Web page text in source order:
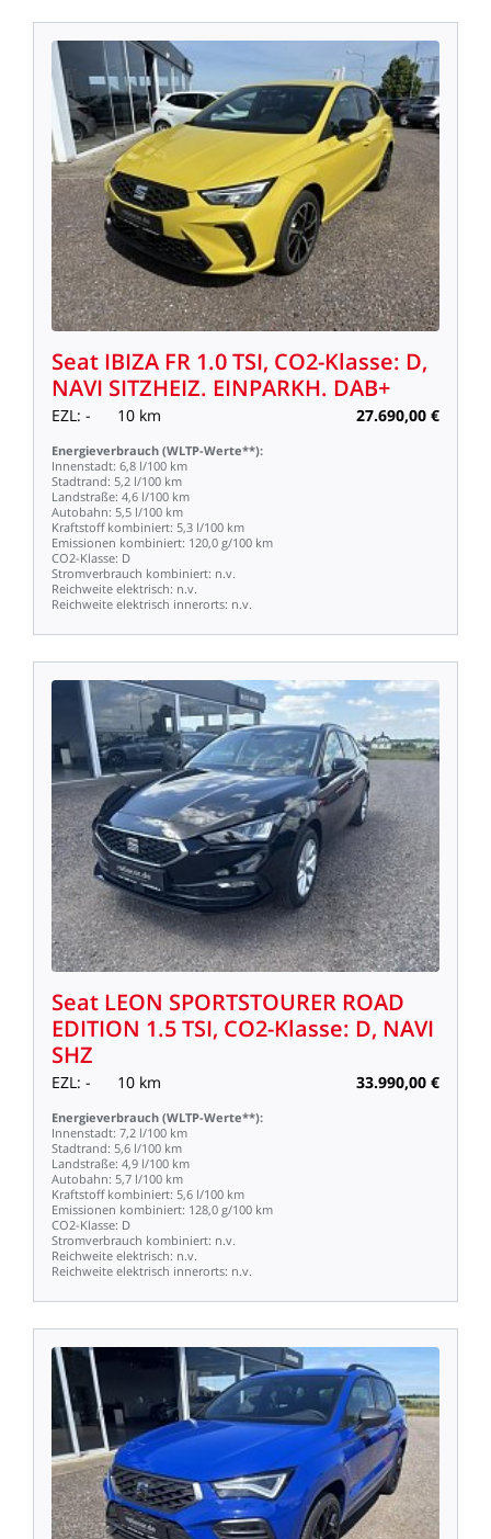
Seat IBIZA FR 1.0TSI, CO2-Klasse: D,
NAVI SITZHEIZ. EINPARKH. DAB+
EZL: - 10 km 27.690,00 €
Energieverbrauch (WLTP-Werte**):
Innenstadt: 6,8 l/100 km
Stadtrand: 5,2 l/100 km
Landstraße: 4,6 l/100 km
Autobahn: 5,5 l/100 km
Kraftstoff kombiniert: 5,3 l/100 km
Emissionen kombiniert: 120,0 g/100 km
CO2-Klasse: D
Stromverbrauch kombiniert: n.v.
Reichweite elektrisch: n.v.
Reichweite elektrisch innerorts: n.v.
Seat LEON SPORTSTOURER ROAD
EDITION 1.5TSI, CO2-Klasse: D, NAVI
SHZ
EZL: - 10 km 33.990,00 €
Energieverbrauch (WLTP-Werte**):
Innenstadt: 7,2 l/100 km
Stadtrand: 5,6 l/100 km
Landstraße: 4,9 l/100 km
Autobahn: 5,7 l/100 km
Kraftstoff kombiniert: 5,6 l/100 km
Emissionen kombiniert: 128,0 g/100 km
CO2-Klasse: D
Stromverbrauch kombiniert: n.v.
Reichweite elektrisch: n.v.
Reichweite elektrisch innerorts: n.v.